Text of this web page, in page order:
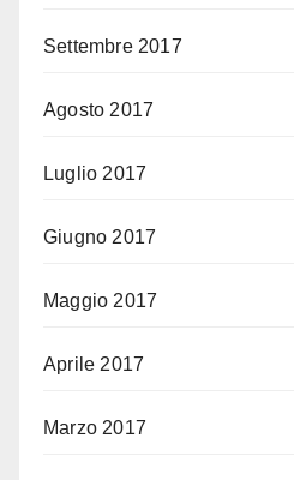
Settembre 2017
Agosto 2017
Luglio 2017
Giugno 2017
Maggio 2017
Aprile 2017
Marzo 2017